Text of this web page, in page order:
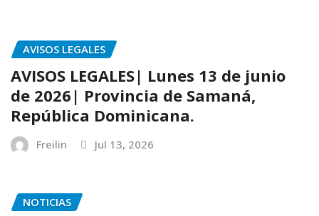
AVISOS LEGALES
AVISOS LEGALES| Lunes 13 de junio
de 2026| Provincia de Samaná,
República Dominicana.
Freilin Jul 13, 2026
NOTICIAS